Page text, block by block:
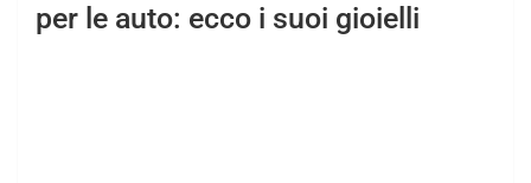
per le auto: ecco i suoi gioielli